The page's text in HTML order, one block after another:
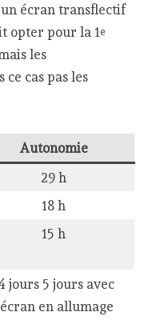
un écran transflectif
opter pour la 1e
les
cas pas les
Autonomie
29 h
18 h
15 h
jours 5 jours avec
en allumage